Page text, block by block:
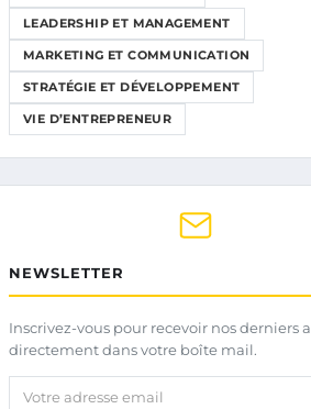
LEADERSHIP ET MANAGEMENT
MARKETING ET COMMUNICATION
STRATÉGIE ET DÉVELOPPEMENT
VIE D’ENTREPRENEUR
NEWSLETTER
Inscrivez-vous pour recevoir nos derniers
directement dans votre boîte mail.
Votre adresse email